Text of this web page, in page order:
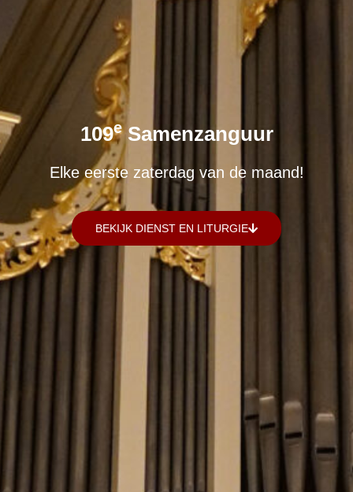
109ESamenzanguur
Elke eerste zaterdag van de maand!
BEKIJK DIENST EN LITURGIE